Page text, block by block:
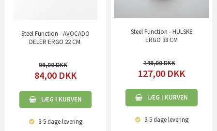
Steel Function - AVOCADO
DELER ERGO 22 CM.
99,00
84,00 DKK
LÆG I KURVEN
3-5 dagelevering
Steel Function - HULSKE
ERGO 38 CM
149,00
127,00 DKK
LÆG I KURVEN
3-5 dagelevering